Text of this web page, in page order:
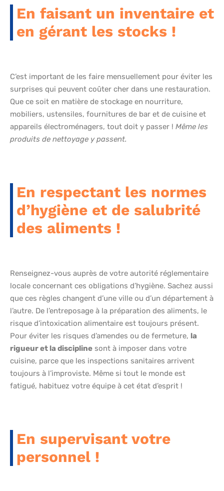
En faisant un inventaire et
en gérant les stocks !
C’est important de les faire mensuellement pour éviter les
surprises qui peuvent coûter cher dans une restauration.
Que ce soit en matière de stockage en nourriture,
mobiliers, ustensiles, fournitures de bar et de cuisine et
appareils électroménagers, tout doit y passer ! Même les
produits de nettoyage y passent.
En respectant les normes
d’hygiène et de salubrité
des aliments !
Renseignez-vous auprès de votre autorité réglementaire
locale concernant ces obligations d’hygiène. Sachez aussi
que ces règles changent d’une ville ou d’un département à
l’autre. De l’entreposage à la préparation des aliments, le
risque d’intoxication alimentaire est toujours présent.
Pour éviter les risques d’amendes ou de fermeture, la
rigueur et la discipline sont à imposer dans votre
cuisine, parce que les inspections sanitaires arrivent
toujours à l’improviste. Même si tout le monde est
fatigué, habituez votre équipe à cet état d’esprit !
En supervisant votre
personnel !